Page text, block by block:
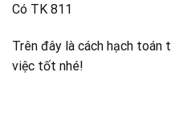
Có TK 811
Trên đây là cách hạch toán
việc tốt nhé!